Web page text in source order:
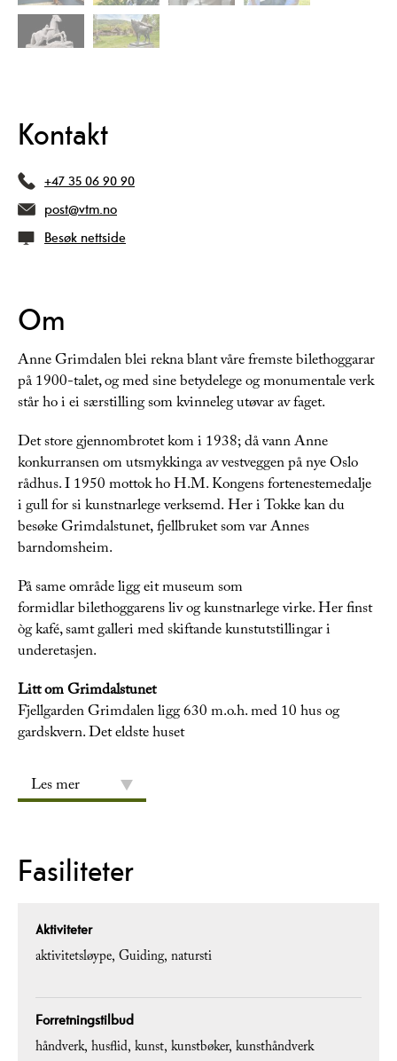
Kontakt
+47 35 06 90 90
post@vtm.no
Besøk nettside
Om
Anne Grimdalen blei rekna blant våre fremste bilethoggarar
på 1900-talet, og med sine betydelege og monumentale verk
står ho i ei særstilling som kvinneleg utøvar av faget.
Det store gjennombrotet kom i 1938; då vann Anne
konkurransen om utsmykkinga av vestveggen på nye Oslo
rådhus. I 1950 mottok ho H.M. Kongens fortenestemedalje
i gull for si kunstnarlege verksemd. Her i Tokke kan du
besøke Grimdalstunet, fjellbruket som var Annes
barndomsheim.
På same område ligg eit museum som
formidlar bilethoggarens liv og kunstnarlege virke. Her finst
òg kafé, samt galleri med skiftande kunstutstillingar i
underetasjen.
Litt om Grimdalstunet
Fjellgarden Grimdalen ligg 630 m.o.h. med 10 hus og
gardskvern. Det eldste huset
Les mer
Fasiliteter
Aktiviteter
aktivitetsløype Guiding natursti
Forretningstilbud
håndverk husflid kunst kunstbøker kunsthåndverk